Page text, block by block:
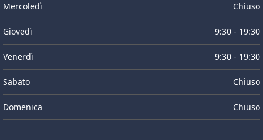
Mercoledì Chiuso
Giovedì 9:30 - 19:30
Venerdì 9:30 - 19:30
Sabato Chiuso
Domenica Chiuso